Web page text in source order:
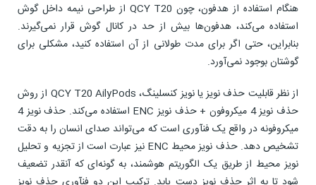
هنگام استفاده از هدفون، چون QCY T20 از طراحی نیمه داخل گوش
استفاده می‌کند، هدفون‌ها بیش از حد در کانال گوش قرار نمی‌گیرند.
بنابراین، حتی اگر برای مدت طولانی از آن استفاده کنید، مشکلی برای
گوشتان بوجود نمی‌آورد.
از نظر قابلیت حذف نویز یا نویز کنسلینگ، QCY T20 AilyPods از روش
حذف نویز 4 میکروفون + حذف نویز ENC استفاده می‌کند. حذف نویز 4
میکروفونه در واقع یک فنآوری است که می‌تواند صدای انسان را به دقت
تشخیص دهد. حذف نویز محیط ENC نیز عبارت است از تجزیه و تحلیل
نویز محیط از طریق یک الگوریتم هوشمند، به گونه‌ای که آنقدر تضعیف